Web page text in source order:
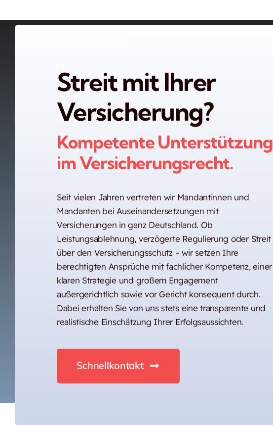
Streit mit Ihrer
Versicherung?
Kompetente Unterstützung
im Versicherungsrecht.
Seit vielen Jahren vertreten wir Mandantinnen und
Mandanten bei Auseinandersetzungen mit
Versicherungen in ganz Deutschland. Ob
Leistungsablehnung, verzögerte Regulierung oder Streit
über den Versicherungsschutz – wir setzen Ihre
berechtigten Ansprüche mit fachlicher Kompetenz, einer
klaren Strategie und großem Engagement
außergerichtlich sowie vor Gericht konsequent durch.
Dabei erhalten Sie von uns stets eine transparente und
realistische Einschätzung Ihrer Erfolgsaussichten.
Schnellkontakt